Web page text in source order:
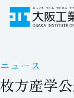
ニュース
枚方産学